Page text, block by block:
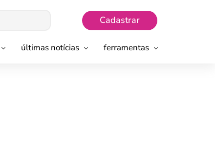
Cadastrar
últimas notícias ferramentas